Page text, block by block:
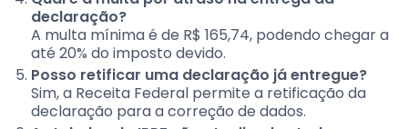
declaração?
A multa mínima é de R$ 165,74, podendo chegar a
até 20% do imposto devido.
Posso retificar uma declaração já entregue?
Sim, a Receita Federal permite a retificação da
declaração para a correção de dados.